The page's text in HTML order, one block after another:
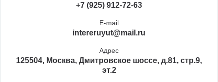
+7 (925) 912-72-63
E-mail
intereruyut@mail.ru
Адрес
125504, Москва, Дмитровское шоссе, д.81, стр.9,
эт.2